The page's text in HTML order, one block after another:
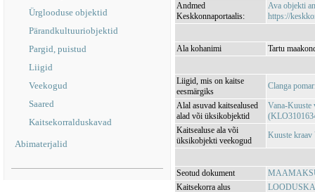
Ürglooduse objektid
Pärandkultuuriobjektid
Pargid, puistud
Liigid
Veekogud
Saared
Kaitsekorralduskavad
Abimaterjalid
Andmed
Keskkonnaportaalis:
Ava objekti
https://
Ala kohanimi Tartu
Liigid, mis on kaitse
eesmärgiks
Clanga
Alal asuvad kaitsealused
alad või üksikobjektid
Vana-Kuuste
Kaitsealuse ala või
üksikobjekti veekogud
Kuuste
Seotud dokument
Kaitsekorra alus